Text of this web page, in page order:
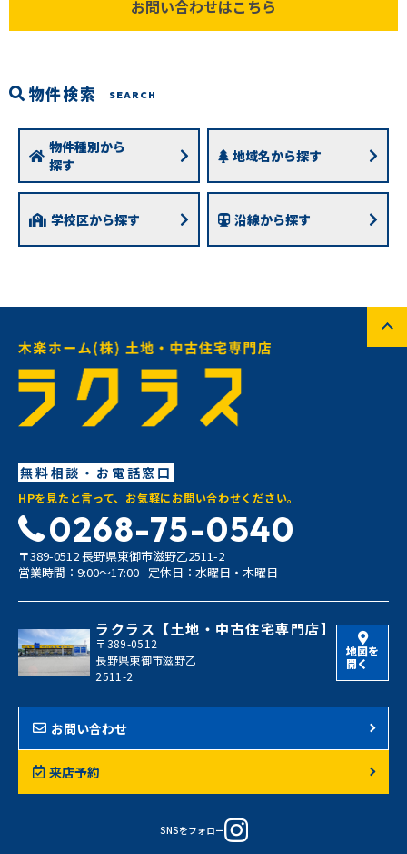
お問い合わせはこちら
物件検索 SEARCH
物件種別から
探す
地域名から探す
学校区から探す 沿線から探す
無料相談・お電話窓口
HPを見たと言って、お気軽にお問い合わせください。
0268-75-0540
〒389-0512 長野県東御市滋野乙2511-2
営業時間：9:00〜17:00 定休日：水曜日・木曜日
ラクラス【土地・中古住宅専門店】
〒389-0512
長野県東御市滋野乙
2511-2
地図を
開く
お問い合わせ
来店予約
SNSをフォロー